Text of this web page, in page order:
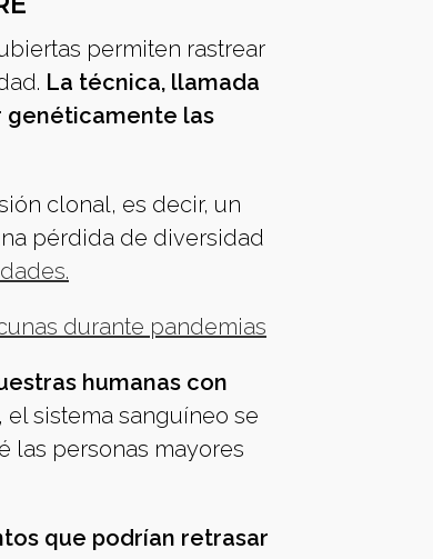
permiten rastrear
La técnica, llamada
genéticamente las
clonal, es decir, un
pérdida de diversidad
durante pandemias
humanas con
sistema sanguíneo se
las personas mayores
que podrían retrasar